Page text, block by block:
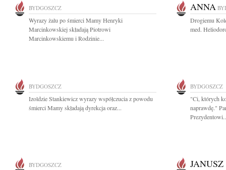
BYDGOSZCZ
Wyrazy żalu po śmierci Mamy Henryki
Marcinkowskiej składają Piotrowi
Marcinkowskiemu i Rodzinie...
ANNA
Drogiemu
med.
BYDGOSZCZ
Izoldzie Stankiewicz wyrazy współczucia z powodu
śmierci Mamy składają dyrekcja oraz...
BYDGOSZCZ
"Ci, których
naprawdę."
BYDGOSZCZ